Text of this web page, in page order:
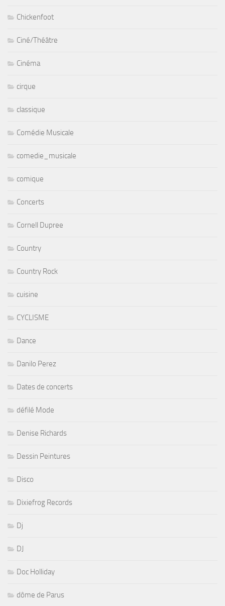
Chickenfoot
Ciné/Théâtre
Cinéma
cirque
classique
Comédie Musicale
comedie_musicale
comique
Concerts
Cornell Dupree
Country
Country Rock
cuisine
CYCLISME
Dance
Danilo Perez
Dates de concerts
défilé Mode
Denise Richards
Dessin Peintures
Disco
Dixiefrog Records
Dj
DJ
Doc Holliday
dôme de Parus